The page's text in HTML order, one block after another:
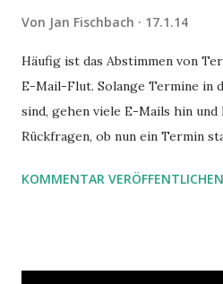
Von Jan Fischbach 17.1.14
Häufig ist das Abstimmen von
E-Mail-Flut. Solange Termine in
sind, gehen viele E-Mails hin
Rückfragen, ob nun ein Termin
Hilfe von Outlook.
KOMMENTAR VERÖFFENTLICHEN